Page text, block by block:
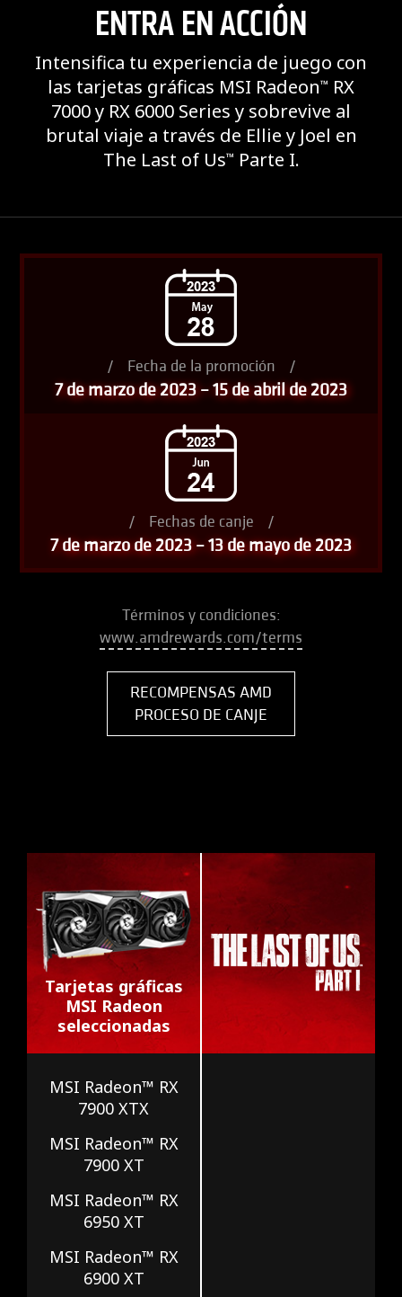
ENTRA EN ACCIÓN
Intensifica tu experiencia de juego con
las tarjetas gráficas MSI Radeon™ RX
7000 y RX 6000 Series y sobrevive al
brutal viaje a través de Ellie y Joel en
The Last of Us™ Parte I.
/ Fecha de la promoción /
7 de marzo de 2023 – 15 de abril de 2023
/ Fechas de canje /
7 de marzo de 2023 – 13 de mayo de 2023
Términos y condiciones:
www.amdrewards.com/terms
RECOMPENSAS AMD
PROCESO DE CANJE
Tarjetas gráficas
MSI Radeon
seleccionadas
MSI Radeon™ RX
7900 XTX
MSI Radeon™ RX
7900 XT
MSI Radeon™ RX
6950 XT
MSI Radeon™ RX
6900 XT